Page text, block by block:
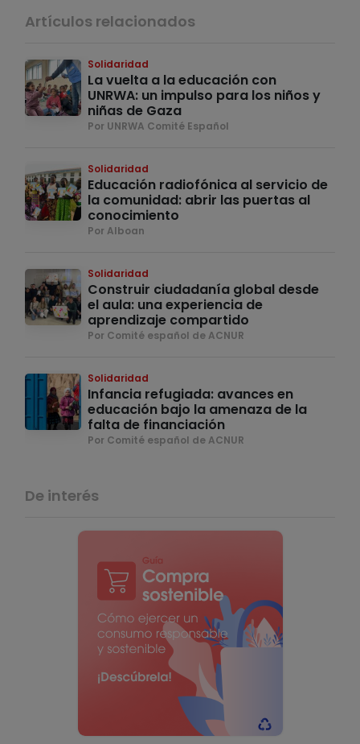
Artículos relacionados
Solidaridad
La vuelta a la educación con
UNRWA: un impulso para los niños y
niñas de Gaza
Por UNRWA Comité Español
Solidaridad
Educación radiofónica al servicio de
la comunidad: abrir las puertas al
conocimiento
Por Alboan
Solidaridad
Construir ciudadanía global desde
el aula: una experiencia de
aprendizaje compartido
Por Comité español de ACNUR
Solidaridad
Infancia refugiada: avances en
educación bajo la amenaza de la
falta de financiación
Por Comité español de ACNUR
De interés